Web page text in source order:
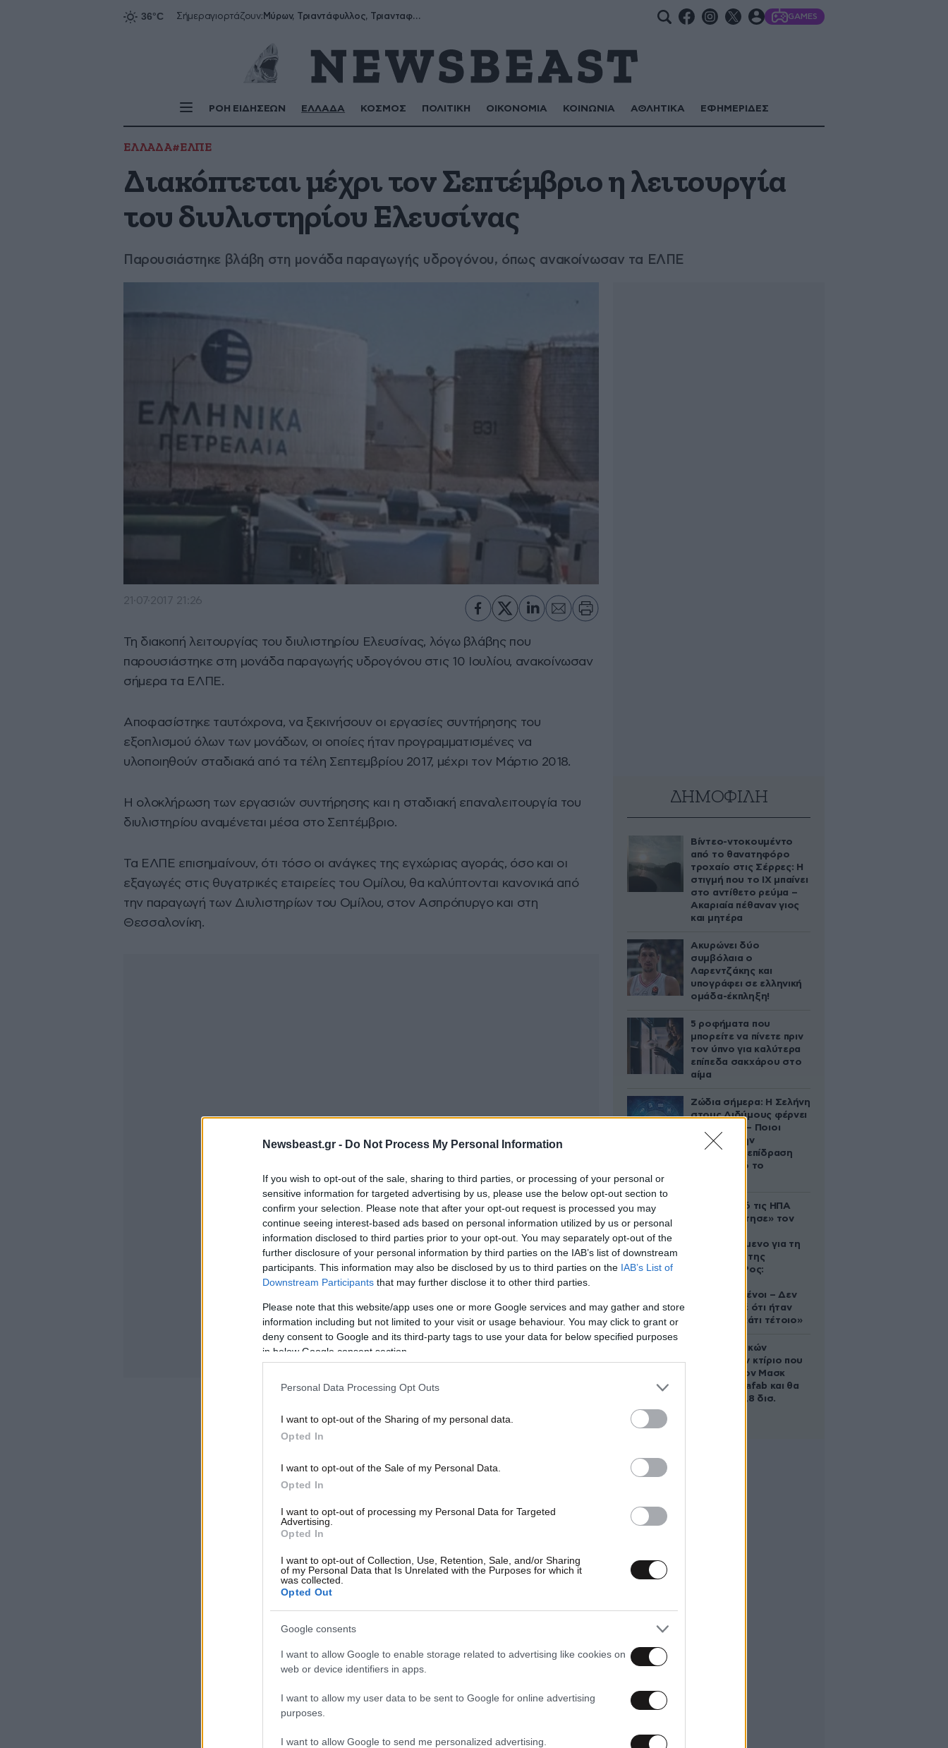
Newsbeast.gr - Do Not Process My Personal Information
If you wish to opt-out of the sale, sharing to third parties, or processing of your personal or
sensitive information for targeted advertising by us, please use the below opt-out section to
confirm your selection. Please note that after your opt-out request is processed you may
continue seeing interest-based ads based on personal information utilized by us or personal
information disclosed to third parties prior to your opt-out. You may separately opt-out of the
further disclosure of your personal information by third parties on the IAB’s list of downstream
participants. This information may also be disclosed by us to third parties on the IAB’s List of
Downstream Participants that may further disclose it to other third parties.
Please note that this website/app uses one or more Google services and may gather and store
information including but not limited to your visit or usage behaviour. You may click to grant or
deny consent to Google and its third-party tags to use your data for below specified purposes
in below Google consent section.
Personal Data Processing Opt Outs
I want to opt-out of the Sharing of my personal data.
Opted In
I want to opt-out of the Sale of my Personal Data.
Opted In
I want to opt-out of processing my Personal Data for Targeted
Advertising.
Opted In
I want to opt-out of Collection, Use, Retention, Sale, and/or Sharing
of my Personal Data that Is Unrelated with the Purposes for which it
was collected.
Opted Out
Google consents
I want to allow Google to enable storage related to advertising like cookies on
web or device identifiers in apps.
I want to allow my user data to be sent to Google for online advertising
purposes.
I want to allow Google to send me personalized advertising.
Σήμεραγιορτάζουν: Μύρων, Τριαντάφυλλος, Τριανταφυλλιά, Φυλλιώ, Ρόζα GAMES
ΡΟΗ ΕΙΔΗΣΕΩΝ ΕΛΛΑΔΑ ΚΟΣΜΟΣ ΠΟΛΙΤΙΚΗ ΟΙΚΟΝΟΜΙΑ ΚΟΙΝΩΝΙΑ ΑΘΛΗΤΙΚΑ ΕΦΗΜΕΡΙΔΕΣ
ΕΛΛΑΔΑ#ΕΛΠΕ
Διακόπτεται μέχρι τον Σεπτέμβριο η λειτουργία
του διυλιστηρίου Ελευσίνας
Παρουσιάστηκε βλάβη στη μονάδα παραγωγής υδρογόνου, όπως ανακοίνωσαν τα ΕΛΠΕ
21·07·2017 21:26
Τη διακοπή λειτουργίας του διυλιστηρίου Ελευσίνας, λόγω βλάβης που
παρουσιάστηκε στη μονάδα παραγωγής υδρογόνου στις 10 Ιουλίου, ανακοίνωσαν
σήμερα τα ΕΛΠΕ.
Αποφασίστηκε ταυτόχρονα, να ξεκινήσουν οι εργασίες συντήρησης του
εξοπλισμού όλων των μονάδων, οι οποίες ήταν προγραμματισμένες να
υλοποιηθούν σταδιακά από τα τέλη Σεπτεμβρίου 2017, μέχρι τον Μάρτιο 2018.
Η ολοκλήρωση των εργασιών συντήρησης και η σταδιακή επαναλειτουργία του
διυλιστηρίου αναμένεται μέσα στο Σεπτέμβριο.
Τα ΕΛΠΕ επισημαίνουν, ότι τόσο οι ανάγκες της εγχώριας αγοράς, όσο και οι
εξαγωγές στις θυγατρικές εταιρείες του Ομίλου, θα καλύπτονται κανονικά από
την παραγωγή των Διυλιστηρίων του Ομίλου, στον Ασπρόπυργο και στη
Θεσσαλονίκη.
ΔΗΜΟΦΙΛΗ
Βίντεο-ντοκουμέντο
από το θανατηφόρο
τροχαίο στις Σέρρες: Η
στιγμή που το ΙΧ μπαίνει
στο αντίθετο ρεύμα –
Ακαριαία πέθαναν γιος
και μητέρα
Ακυρώνει δύο
συμβόλαια ο
Λαρεντζάκης και
υπογράφει σε ελληνική
ομάδα-έκπληξη!
5 ροφήματα που
μπορείτε να πίνετε πριν
τον ύπνο για καλύτερα
επίπεδα σακχάρου στο
αίμα
Ζώδια σήμερα: Η Σελήνη
στους Διδύμους φέρνει
ανατροπές – Ποιοι
δέχονται την
ευεργετική επίδραση
του Δία από το
Ζευγάρι από τις ΗΠΑ
που «υιοθέτησε» τον
κατηγορούμενο για τη
δολοφονία της
Ελίζαμπεθ Ρος:
συντετριμμένοι – Δεν
έδειξε ποτέ ότι ήταν
ικανός για κάτι τέτοιο»
Το φαραωνικών
διαστάσεων κτίριο που
χτίζει ο Έλον Μασκ
λέγεται Terafab και θα
κοστίσει 16,8 δισ.